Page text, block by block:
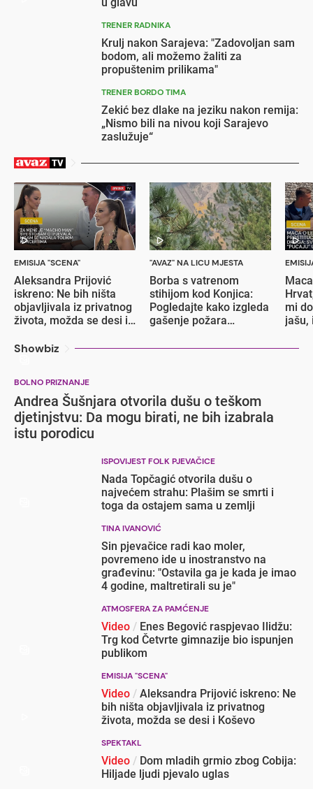
u glavu
TRENER RADNIKA
Krulj nakon Sarajeva: "Zadovoljan sam
bodom, ali možemo žaliti za
propuštenim prilikama"
TRENER BORDO TIMA
Zekić bez dlake na jeziku nakon remija:
„Nismo bili na nivou koji Sarajevo
zaslužuje“
EMISIJA "SCENA"
Aleksandra Prijović
iskreno: Ne bih ništa
objavljivala iz privatnog
života, možda se desi i
"AVAZ" NA LICU MJESTA
Borba s vatrenom
stihijom kod Konjica:
Pogledajte kako izgleda
gašenje požara
FBiH
mi
jašu,
Showbiz
BOLNO PRIZNANJE
Andrea Šušnjara otvorila dušu o teškom
djetinjstvu: Da mogu birati, ne bih izabrala
istu porodicu
ISPOVIJEST FOLK PJEVAČICE
Nada Topčagić otvorila dušu o
najvećem strahu: Plašim se smrti i
toga da ostajem sama u zemlji
TINA IVANOVIĆ
Sin pjevačice radi kao moler,
povremeno ide u inostranstvo na
građevinu: "Ostavila ga je kada je imao
4 godine, maltretirali su je"
ATMOSFERA ZA PAMĆENJE
Video / Enes Begović raspjevao Ilidžu:
Trg kod Četvrte gimnazije bio ispunjen
publikom
EMISIJA "SCENA"
Video / Aleksandra Prijović iskreno: Ne
bih ništa objavljivala iz privatnog
života, možda se desi i Koševo
SPEKTAKL
Video / Dom mladih grmio zbog Cobija:
Hiljade ljudi pjevalo uglas